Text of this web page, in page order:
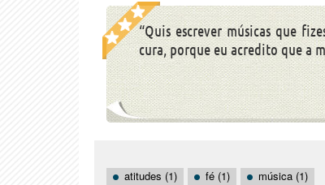
“Quis escrever músicas que
cura, porque eu acredito que a
atitudes (1) fé (1) música (1)